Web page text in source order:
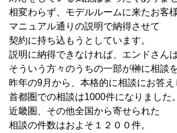
相変わらず、モデルルームに来たお客
マニュアル通りの説明で納得させて
契約に持ち込もうとしています。
説明に納得できなければ、エンドさん
そういう方々のうちの一部が榊に相談
昨年の9月から、本格的に相談にお答え
首都圏での相談は1000件になりました。
近畿圏、その他全国から寄せられた
相談の件数はおよそ１２００件。